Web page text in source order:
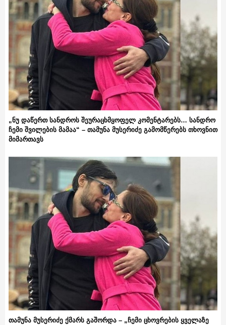
„ნუ დაწერთ სანდროს შეურაცხმყოფელ კომენტარებს… სანდრო
ჩემი შვილების მამაა“ – თამუნა მუსერიძე გამომწერებს თხოვნით
მიმართავს
თამუნა მუსერიძე ქმარს გაშორდა – „ჩემი ცხოვრების ყველაზე